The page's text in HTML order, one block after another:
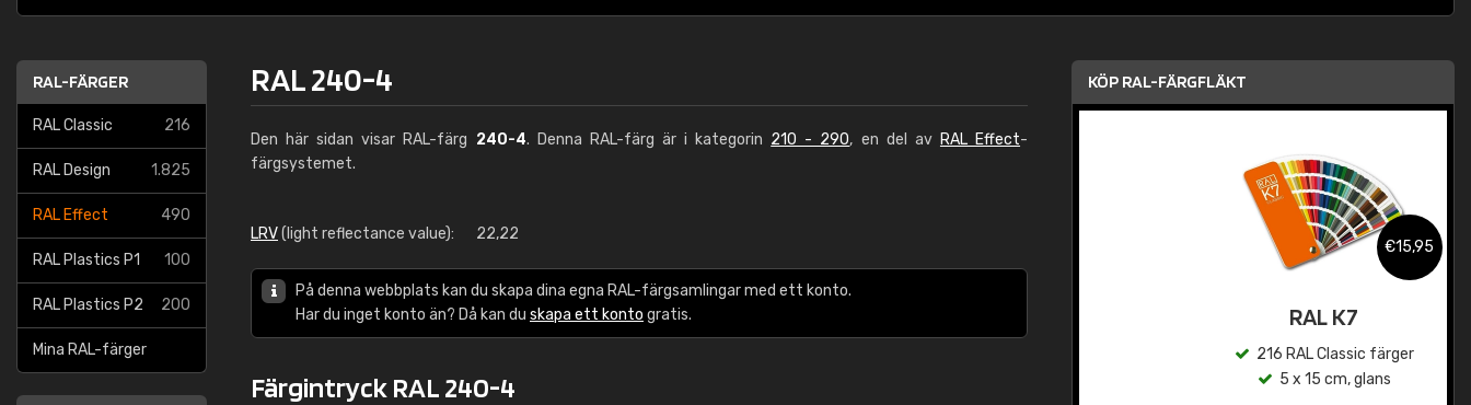
RAL-FÄRGER
RAL Classic 216
RAL Design 1.825
RAL Effect 490
RAL Plastics P1 100
RAL Plastics P2 200
Mina RAL-färger
RAL 240-4
Den här sidan visar RAL-färg 240-4. Denna RAL-färg är i kategorin 210 - 290, en del av RAL Effect-
färgsystemet.
LRV(light reflectance value): 22,22
På denna webbplats kan du skapa dina egna RAL-färgsamlingar med ett konto.
Har du inget konto än? Då kan du skapa ett konto gratis.
Färgintryck RAL 240-4
KÖP RAL-FÄRGFLÄKT
€15,95
RAL K7
216 RAL Classic färger
5 x 15 cm, glans